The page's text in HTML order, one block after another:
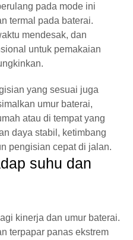
pada mode ini
termal pada baterai.
mendesak, dan
untuk pemakaian
yang sesuai juga
umur baterai,
atau di tempat yang
daya stabil, ketimbang
pengisian cepat di jalan.
suhu dan
kinerja dan umur baterai.
terpapar panas ekstrem